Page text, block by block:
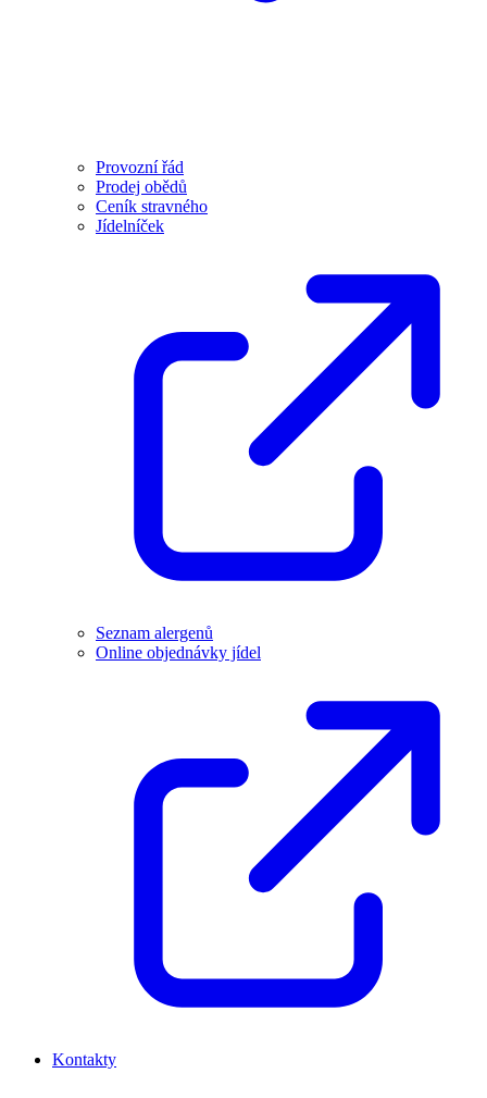
Provozní řád
Prodej obědů
Ceník stravného
Jídelníček
Seznam alergenů
Online objednávky jídel
Kontakty